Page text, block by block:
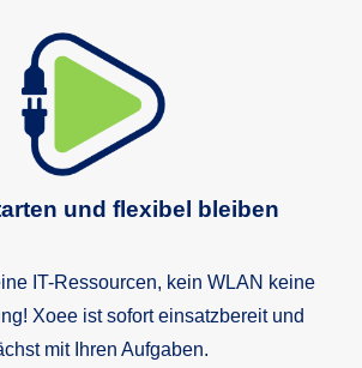
und flexibel bleiben
IT-Ressourcen, kein WLAN keine
Xoee ist sofort einsatzbereit und
mit Ihren Aufgaben.